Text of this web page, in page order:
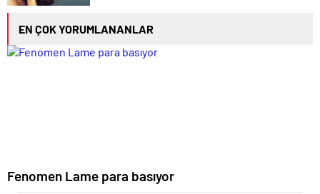
EN ÇOK YORUMLANANLAR
Fenomen Lame para basıyor